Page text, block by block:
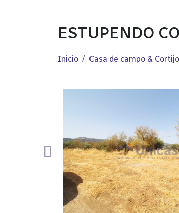
ESTUPENDO
Inicio Casa de campo & Cortijo